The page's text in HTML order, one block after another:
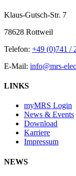
Klaus-Gutsch-Str. 7
78628 Rottweil
Telefon: +49 (0)741 /
E-Mail: info@mrs-
LINKS
myMRS Login
News & Events
Download
Karriere
Impressum
NEWS